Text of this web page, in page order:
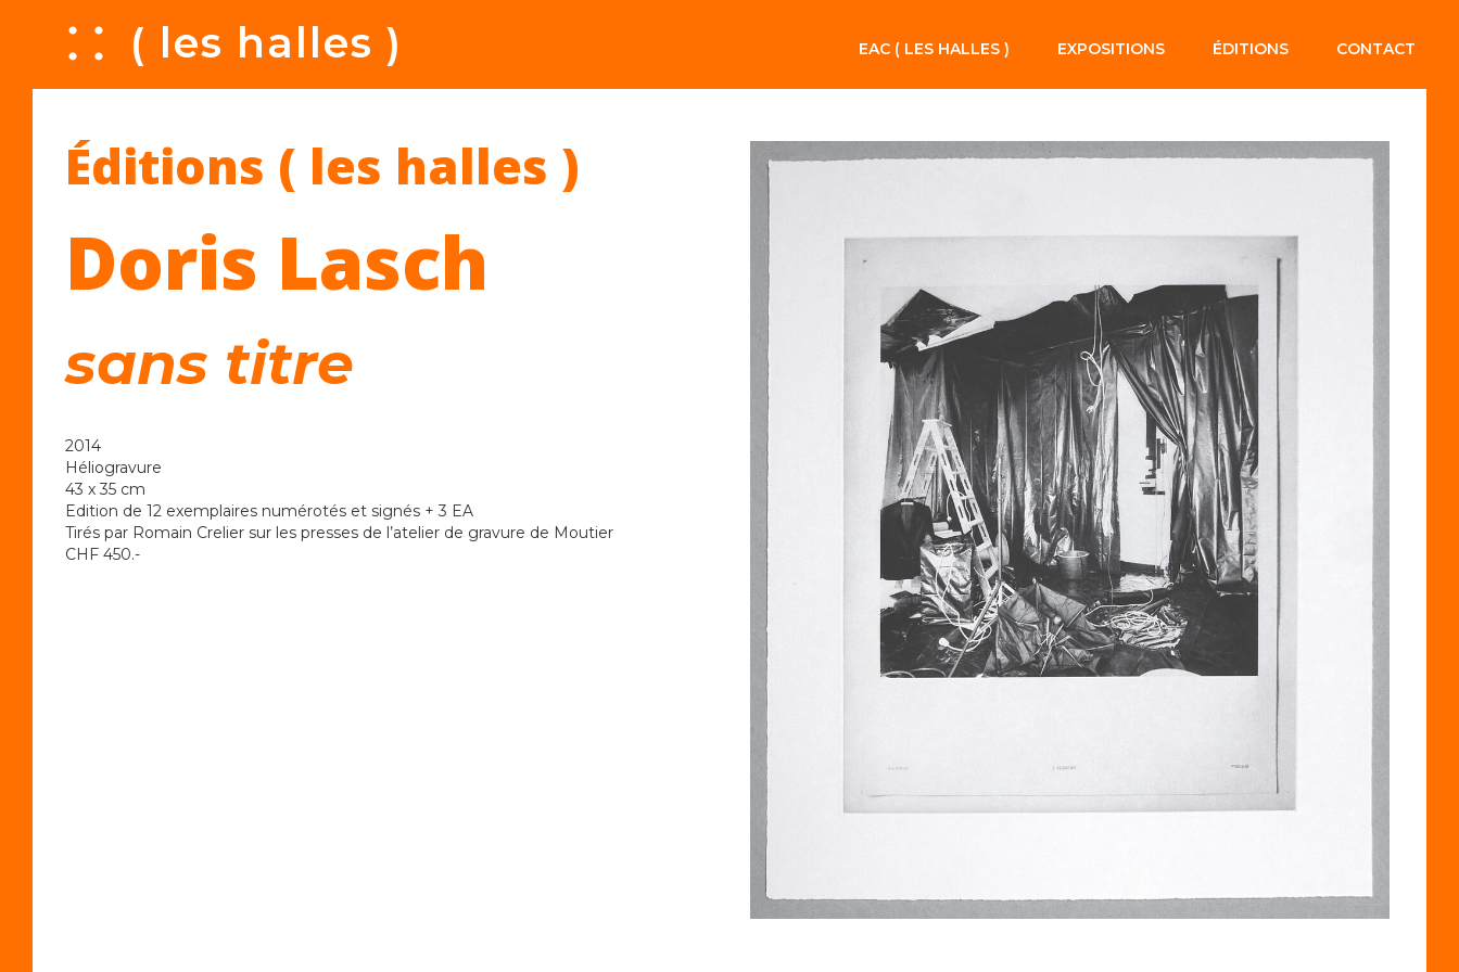
A ( les halles ) EAC ( LES HALLES ) EXPOSITIONS ÉDITIONS CONTACT
Éditions ( les halles )
Doris Lasch
sans titre
2014
Héliogravure
43 x 35 cm
Edition de 12 exemplaires numérotés et signés + 3 EA
Tirés par Romain Crelier sur les presses de l’atelier de gravure de Moutier
CHF 450.-